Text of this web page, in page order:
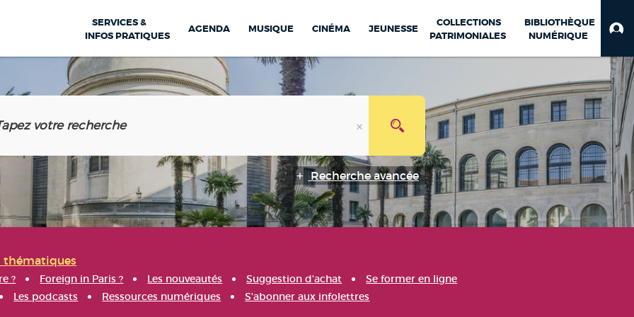
SERVICES &
INFOS PRATIQUES
AGENDA MUSIQUE CINÉMA JEUNESSE
COLLECTIONS
PATRIMONIALES
BIBLIOTHÈQUE
NUMÉRIQUE
Recherche avancée
thématiques
? Foreign in Paris ? Les nouveautés Suggestion d'achat
Se former en ligne
Les podcasts Ressources numériques S'abonner aux infolettres